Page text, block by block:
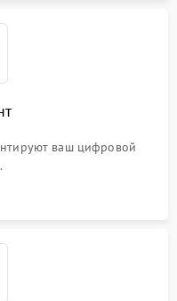
ваш цифровой